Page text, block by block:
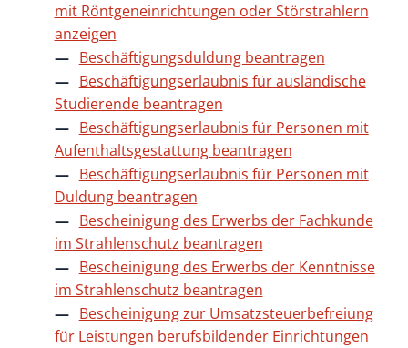
mit Röntgeneinrichtungen oder Störstrahlern
anzeigen
Beschäftigungsduldung beantragen
Beschäftigungserlaubnis für ausländische
Studierende beantragen
Beschäftigungserlaubnis für Personen mit
Aufenthaltsgestattung beantragen
Beschäftigungserlaubnis für Personen mit
Duldung beantragen
Bescheinigung des Erwerbs der Fachkunde
im Strahlenschutz beantragen
Bescheinigung des Erwerbs der Kenntnisse
im Strahlenschutz beantragen
Bescheinigung zur Umsatzsteuerbefreiung
für Leistungen berufsbildender Einrichtungen